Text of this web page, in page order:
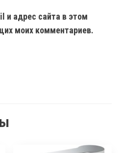
и адрес сайта в этом
моих комментариев.